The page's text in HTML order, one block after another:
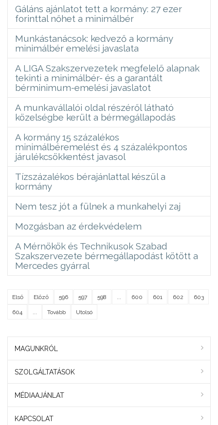
Gáláns ajánlatot tett a kormány: 27 ezer
forinttal nőhet a minimálbér
Munkástanácsok: kedvező a kormány
minimálbér emelési javaslata
A LIGA Szakszervezetek megfelelő alapnak
tekinti a minimálbér- és a garantált
bérminimum-emelési javaslatot
A munkavállalói oldal részéről látható
közelségbe került a bérmegállapodás
A kormány 15 százalékos
minimálbéremelést és 4 százalékpontos
járulékcsökkentést javasol
Tízszázalékos bérajánlattal készül a
kormány
Nem tesz jót a fülnek a munkahelyi zaj
Mozgásban az érdekvédelem
A Mérnökök és Technikusok Szabad
Szakszervezete bérmegállapodást kötött a
Mercedes gyárral
Első Előző 596 597 598 600 601 602 603
604 Tovább Utolsó
MAGUNKRÓL
SZOLGÁLTATÁSOK
MÉDIAAJÁNLAT
KAPCSOLAT